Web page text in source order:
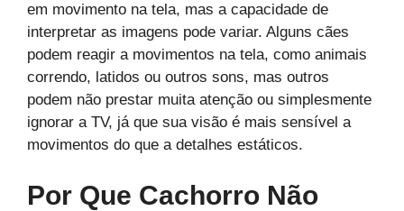
em movimento na tela, mas a capacidade de
interpretar as imagens pode variar. Alguns cães
podem reagir a movimentos na tela, como animais
correndo, latidos ou outros sons, mas outros
podem não prestar muita atenção ou simplesmente
ignorar a TV, já que sua visão é mais sensível a
movimentos do que a detalhes estáticos.
Por Que Cachorro Não